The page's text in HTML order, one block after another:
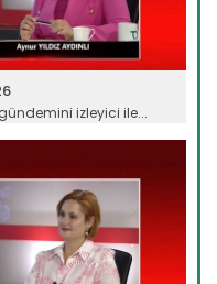
izleyici ile...